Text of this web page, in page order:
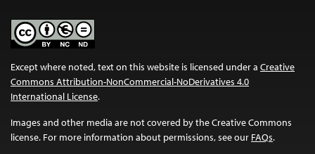
Except where noted, text on this website is licensed under a Creative
Commons Attribution-NonCommercial-NoDerivatives 4.0
International License.
Images and other media are not covered by the Creative Commons
license. For more information about permissions, see our FAQs.